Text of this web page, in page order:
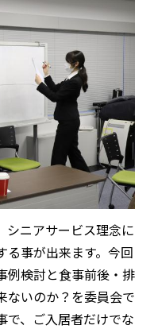
シニアサービス理念に
る事が出来ます。今回
例検討と食事前後・排
ないのか？を委員会で
で、ご入居者だけでな